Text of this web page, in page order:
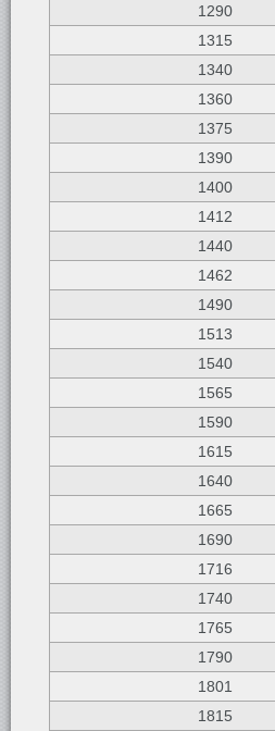
1290
1315
1340
1360
1375
1390
1400
1412
1440
1462
1490
1513
1540
1565
1590
1615
1640
1665
1690
1716
1740
1765
1790
1801
1815